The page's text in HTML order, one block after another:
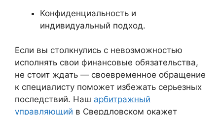
Конфиденциальность и
индивидуальный подход.
Если вы столкнулись с невозможностью
исполнять свои финансовые обязательства,
не стоит ждать — своевременное обращение
к специалисту поможет избежать серьезных
последствий. Наш арбитражный
управляющий в Свердловском окажет